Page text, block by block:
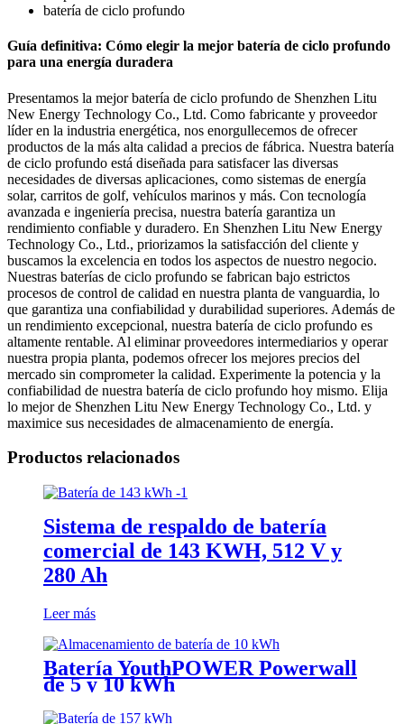
batería de ciclo profundo
Guía definitiva: Cómo elegir la mejor batería de ciclo profundo
para una energía duradera
Presentamos la mejor batería de ciclo profundo de Shenzhen Litu
New Energy Technology Co., Ltd. Como fabricante y proveedor
líder en la industria energética, nos enorgullecemos de ofrecer
productos de la más alta calidad a precios de fábrica. Nuestra batería
de ciclo profundo está diseñada para satisfacer las diversas
necesidades de diversas aplicaciones, como sistemas de energía
solar, carritos de golf, vehículos marinos y más. Con tecnología
avanzada e ingeniería precisa, nuestra batería garantiza un
rendimiento confiable y duradero. En Shenzhen Litu New Energy
Technology Co., Ltd., priorizamos la satisfacción del cliente y
buscamos la excelencia en todos los aspectos de nuestro negocio.
Nuestras baterías de ciclo profundo se fabrican bajo estrictos
procesos de control de calidad en nuestra planta de vanguardia, lo
que garantiza una confiabilidad y durabilidad superiores. Además de
un rendimiento excepcional, nuestra batería de ciclo profundo es
altamente rentable. Al eliminar proveedores intermediarios y operar
nuestra propia planta, podemos ofrecer los mejores precios del
mercado sin comprometer la calidad. Experimente la potencia y la
confiabilidad de nuestra batería de ciclo profundo hoy mismo. Elija
lo mejor de Shenzhen Litu New Energy Technology Co., Ltd. y
maximice sus necesidades de almacenamiento de energía.
Productos relacionados
Sistema de respaldo de batería
comercial de 143 KWH, 512 V y
280 Ah
Leer más
Batería YouthPOWER Powerwall
de 5 y 10 kWh